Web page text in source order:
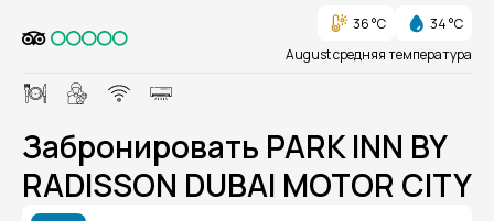
36 °C
34 °C
August средняя температура
Забронировать PARK INN BY
RADISSON DUBAI MOTOR CITY